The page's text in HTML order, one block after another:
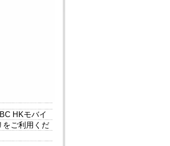
HKモバイ
をご利用くだ